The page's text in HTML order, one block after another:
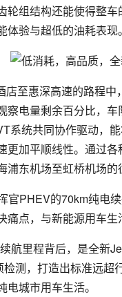
轮组结构还能使得整
体验与超低的油耗表现。
店至惠深高速的路程
察电量剩余百分比，
系统共同协作驱动，
更加平顺线性。通过
浦东机场至虹桥机场
官PHEV的70km纯电
痛点，与新能源用车生
航里程背后，是全新
测，打造出标准远超
城市用车生活。